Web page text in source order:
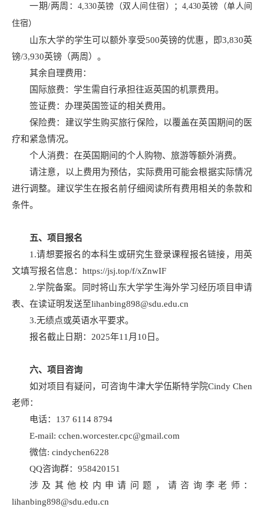
一期/两周： 4,330英镑（双人间住宿）； 4,430英镑（单人间
住宿）
山东大学的学生可以额外享受500英镑的优惠，即3,830英
镑/3,930英镑（两周）。
其余自理费用：
国际旅费：学生需自行承担往返英国的机票费用。
签证费：办理英国签证的相关费用。
保险费：建议学生购买旅行保险，以覆盖在英国期间的医
疗和紧急情况。
个人消费：在英国期间的个人购物、旅游等额外消费。
请注意，以上费用为预估，实际费用可能会根据实际情况
进行调整。建议学生在报名前仔细阅读所有费用相关的条款和
条件。
五、项目报名
1.请想要报名的本科生或研究生登录课程报名链接，用英
文填写报名信息：https://jsj.top/f/xZnwIF
2.学院备案。同时将山东大学学生海外学习经历项目申请
表、在读证明发送至lihanbing898@sdu.edu.cn
3.无绩点或英语水平要求。
报名截止日期：2025年11月10日。
六、项目咨询
如对项目有疑问，可咨询牛津大学伍斯特学院Cindy Chen
老师：
电话：137 6114 8794
E-mail: cchen.worcester.cpc@gmail.com
微信: cindychen6228
QQ咨询群：958420151
涉及其他校内申请问题，请咨询李老师：
lihanbing898@sdu.edu.cn